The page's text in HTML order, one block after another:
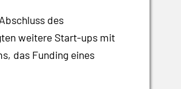
des
weitere Start-ups mit
das Funding eines